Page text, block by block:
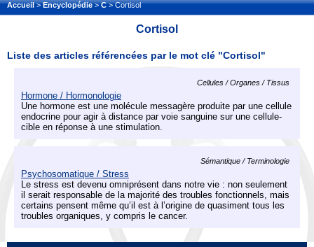
Accueil>Encyclopédie>C> Cortisol
Cortisol
Liste des articles référencées par le mot clé "Cortisol"
Cellules / Organes / Tissus
Hormone / Hormonologie
Une hormone est une molécule messagère produite par une cellule
endocrine pour agir à distance par voie sanguine sur une cellule-
cible en réponse à une stimulation.
Sémantique / Terminologie
Psychosomatique / Stress
Le stress est devenu omniprésent dans notre vie : non seulement
il serait responsable de la majorité des troubles fonctionnels, mais
certains pensent même qu’il est à l’origine de quasiment tous les
troubles organiques, y compris le cancer.